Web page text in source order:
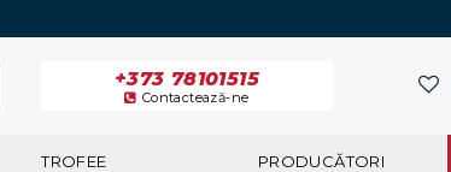
+373 78101515
Contactează-ne
TROFEE PRODUCĂTORI